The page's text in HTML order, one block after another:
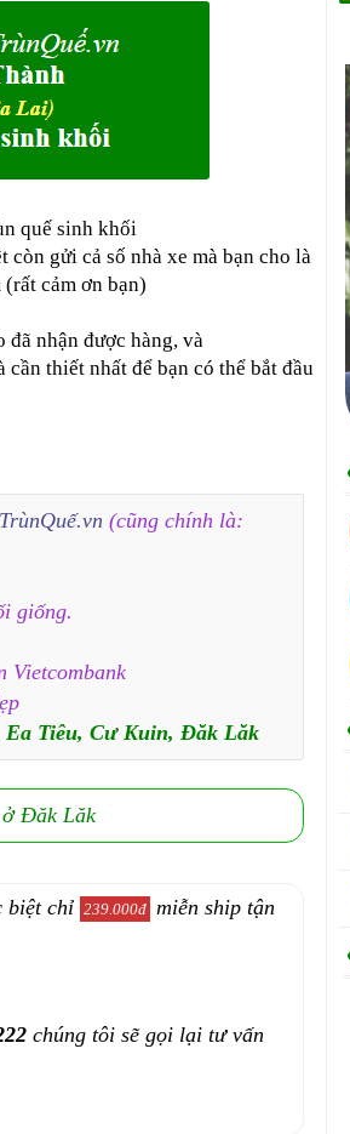
quế sinh khối
gửi cả số nhà xe mà bạn cho là
cảm ơn bạn)
nhận được hàng, và
thiết nhất để bạn có thể bắt đầu
TrùnQuế.vn (cũng chính là:
giống.
Vietcombank
Ea Tiêu, Cư Kuin, Đăk Lăk
Đăk Lăk
biệt chỉ 239.000đ miễn ship tận
chúng tôi sẽ gọi lại tư vấn